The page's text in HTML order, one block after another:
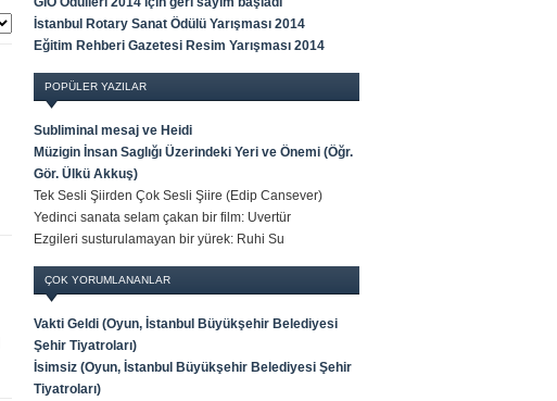
İstanbul Rotary Sanat Ödülü Yarışması 2014
Eğitim Rehberi Gazetesi Resim Yarışması 2014
POPÜLER YAZILAR
Subliminal mesaj ve Heidi
Müzigin İnsan Saglığı Üzerindeki Yeri ve Önemi (Öğr.
Gör. Ülkü Akkuş)
Tek Sesli Şiirden Çok Sesli Şiire (Edip Cansever)
Yedinci sanata selam çakan bir film: Uvertür
Ezgileri susturulamayan bir yürek: Ruhi Su
ÇOK YORUMLANANLAR
Vakti Geldi (Oyun, İstanbul Büyükşehir Belediyesi
Şehir Tiyatroları)
İsimsiz (Oyun, İstanbul Büyükşehir Belediyesi Şehir
Tiyatroları)